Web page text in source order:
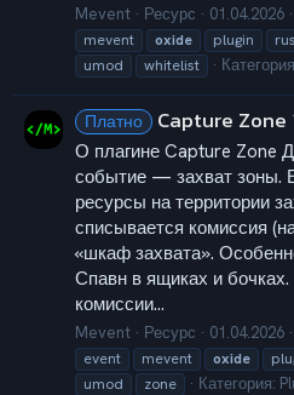
Mevent Ресурс 01.04.2026
mevent
oxide plugin
umod
whitelist
Платно Capture Zone
О плагине Capture Zone
событие — захват зоны.
ресурсы на территории
списывается комиссия
«шкаф захвата».
Спавн в ящиках и
комиссии...
Mevent Ресурс 01.04.2026
event
mevent oxide
umod
zone Категория: